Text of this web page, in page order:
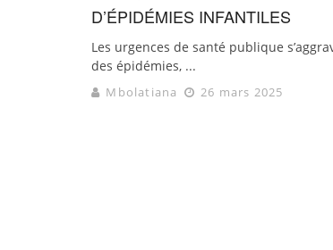
D’ÉPIDÉMIES INFANTILES
Les urgences de santé publique
des épidémies, ...
Mbolatiana 26 mars 2025